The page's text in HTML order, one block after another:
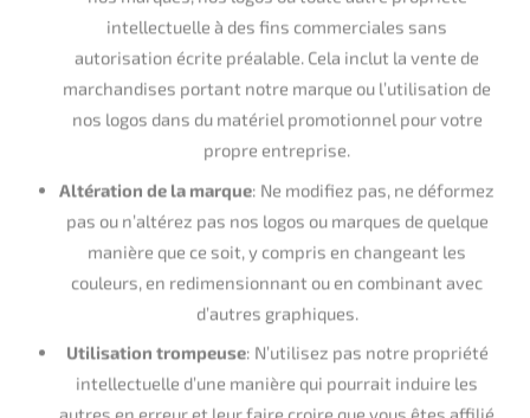
Altération de la marque: Ne modifiez pas, ne déformez
pas ou n’altérez pas nos logos ou marques de quelque
manière que ce soit, y compris en changeant les
couleurs, en redimensionnant ou en combinant avec
d’autres graphiques.
intellectuelle d’une manière qui pourrait induire les
autres en erreur et leur faire croire que vous êtes affilié
à Catch the Fever ou que vous l’approuvez sans notre
autorisation.
Demande d’autorisation
Si vous souhaitez utiliser notre propriété